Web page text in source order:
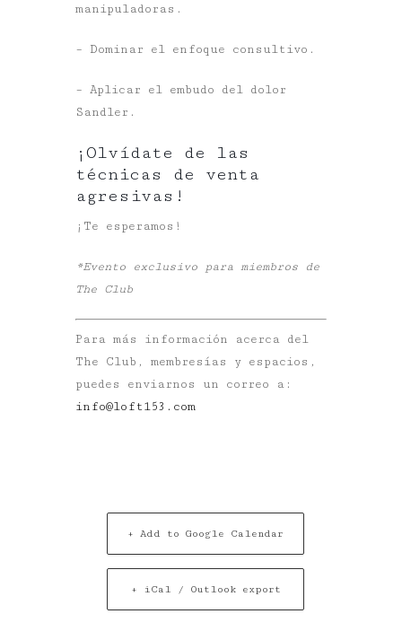
manipuladoras.
– Dominar el enfoque consultivo.
– Aplicar el embudo del dolor
Sandler.
¡Olvídate de las
técnicas de venta
agresivas!
¡Te esperamos!
*Evento exclusivo para miembros de
The Club
Para más información acerca del
The Club, membresías y espacios,
puedes enviarnos un correo a:
info@loft153.com
+ Add to Google Calendar
+ iCal / Outlook export